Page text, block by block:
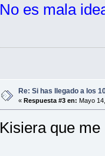
No es mala
Re: Si has llegado a los
« Respuesta #3 en: Mayo
Kisiera que